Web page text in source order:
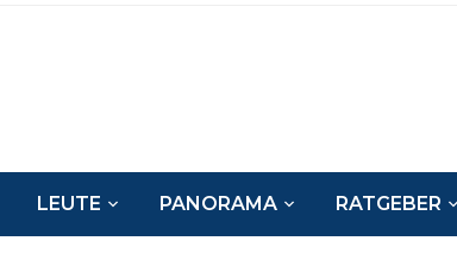
LEUTE PANORAMA RATGEBER